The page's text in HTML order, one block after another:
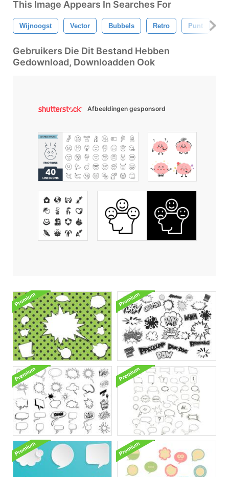
This Image Appears In Searches For
Wijnoogst Vector Bubbels Retro Punt
Gebruikers Die Dit Bestand Hebben
Gedownload, Downloadden Ook
Afbeeldingen gesponsord